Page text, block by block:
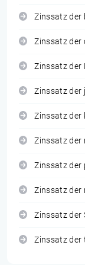
Zinssatz der
Zinssatz der
Zinssatz der
Zinssatz der
Zinssatz der
Zinssatz der
Zinssatz der
Zinssatz der
Zinssatz der
Zinssatz der